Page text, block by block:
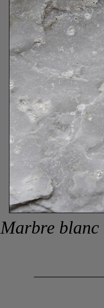
Marbre blanc